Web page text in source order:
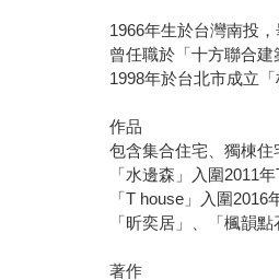
1966年生於台灣南投
曾任職於「十方聯合建
1998年於台北市成立
作品
包含集合住宅、獨棟
「水邊森」入圍2011
「T house」入圍
「昕奕居」、「楓韻
著作